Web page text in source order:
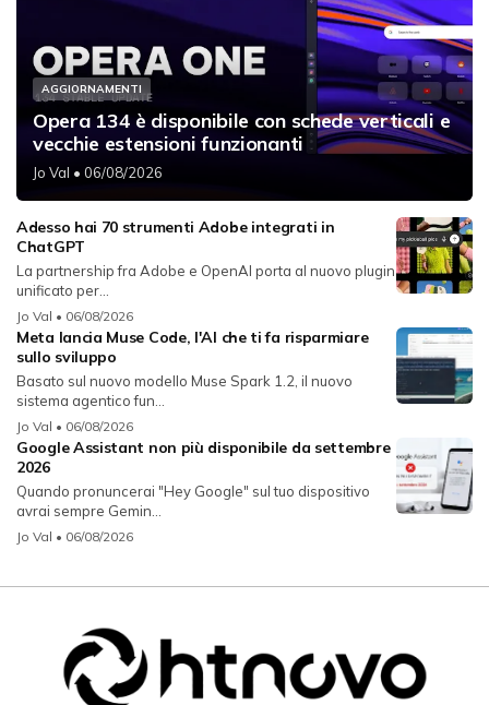
AGGIORNAMENTI
Opera 134 è disponibile con schede verticali e
vecchie estensioni funzionanti
Jo Val • 06/08/2026
Adesso hai 70 strumenti Adobe integrati in
ChatGPT
La partnership fra Adobe e OpenAI porta al nuovo plugin
unificato per...
Jo Val • 06/08/2026
Meta lancia Muse Code, l'AI che ti fa risparmiare
sullo sviluppo
Basato sul nuovo modello Muse Spark 1.2, il nuovo
sistema agentico fun...
Jo Val • 06/08/2026
Google Assistant non più disponibile da settembre
2026
Quando pronuncerai "Hey Google" sul tuo dispositivo
avrai sempre Gemin...
Jo Val • 06/08/2026